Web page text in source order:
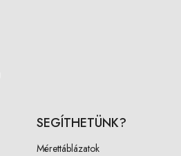
SEGÍTHETÜNK?
Mérettáblázatok